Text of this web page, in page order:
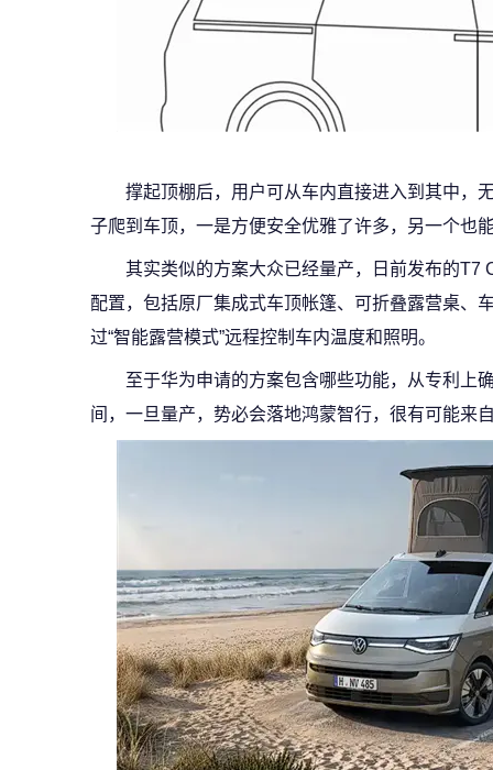
撑起顶棚后，用户可从车内直接进入到其中，
子爬到车顶，一是方便安全优雅了许多，另一个也
其实类似的方案大众已经量产，日前发布的T7
配置，包括原厂集成式车顶帐篷、可折叠露营桌、
过“智能露营模式”远程控制车内温度和照明。
至于华为申请的方案包含哪些功能，从专利上
间，一旦量产，势必会落地鸿蒙智行，很有可能来